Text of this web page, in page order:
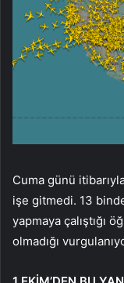
Cuma günü
işe gitmedi. 13
yapmaya çalıştığı
olmadığı